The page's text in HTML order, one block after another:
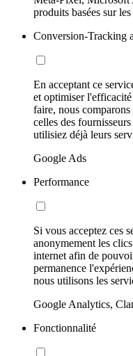
produits basées sur
Conversion-Tracking
En acceptant ce
et optimiser
faire, nous
celles des
utilisiez déjà leurs
Google Ads
Performance
Si vous acceptez ces
anonymement les
internet afin de
permanence
nous utilisons les
Google Analytics,
Fonctionnalité